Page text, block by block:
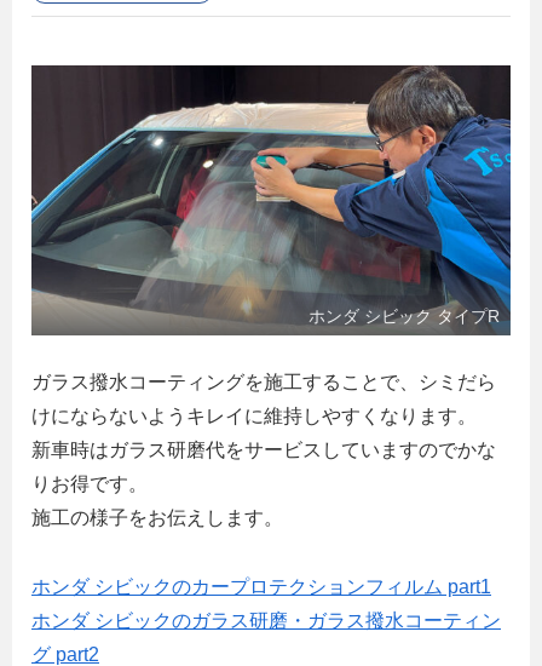
ホンダ シビック タイプR
ガラス撥水コーティングを施工することで、シミだら
けにならないようキレイに維持しやすくなります。
新車時はガラス研磨代をサービスしていますのでかな
りお得です。
施工の様子をお伝えします。
ホンダ シビックのカープロテクションフィルム part1
ホンダ シビックのガラス研磨・ガラス撥水コーティン
グ part2